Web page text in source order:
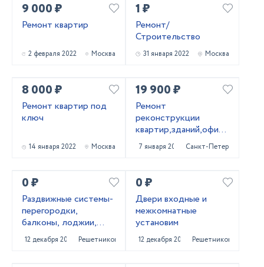
9 000 ₽
Ремонт квартир
2 февраля 2022 Москва
1 ₽
Ремонт/
Строительство
31 января 2022 Москва
8 000 ₽
Ремонт квартир под
ключ
14 января 2022 Москва
19 900 ₽
Ремонт
реконструкции
квартир,зданий,офисных
помещений
7 января 2022 Санкт-Петербург
0 ₽
Раздвижные системы-
перегородки,
балконы, лоджии,
входные группы и
офисные перегородки
12 декабря 2021 Решетниково
0 ₽
Двери входные и
межкомнатные
установим
12 декабря 2021 Решетниково